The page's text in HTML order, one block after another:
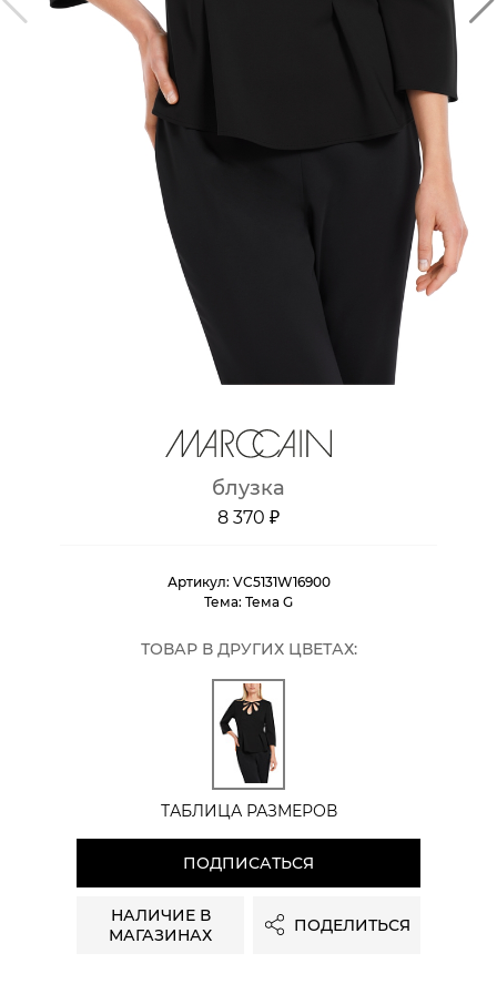
блузка
8 370 ₽
Артикул: VC5131W16900
Тема: Тема G
ТОВАР В ДРУГИХ ЦВЕТАХ:
ТАБЛИЦА РАЗМЕРОВ
ПОДПИСАТЬСЯ
НАЛИЧИЕ В
МАГАЗИНАХ
ПОДЕЛИТЬСЯ